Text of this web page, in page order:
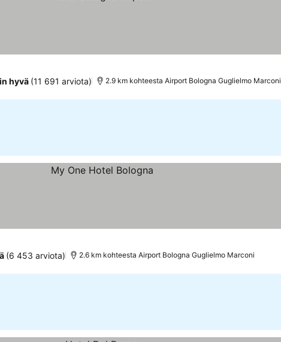
hyvä (11 691 arviota) 2.9 km kohteesta Airport Bologna Guglielmo Marconi
(6 453 arviota) 2.6 km kohteesta Airport Bologna Guglielmo Marconi